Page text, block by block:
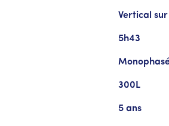
Vertical sur
5h43
300L
5 ans